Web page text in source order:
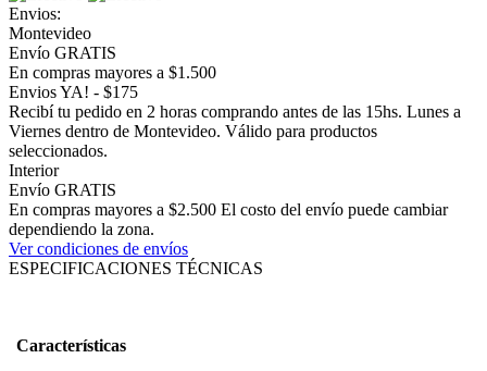
Envios:
Montevideo
Envío GRATIS
En compras mayores a $1.500
Envios YA! - $175
Recibí tu pedido en 2 horas comprando antes de las 15hs. Lunes a
Viernes dentro de Montevideo. Válido para productos
seleccionados.
Interior
Envío GRATIS
En compras mayores a $2.500 El costo del envío puede cambiar
dependiendo la zona.
Ver condiciones de envíos
ESPECIFICACIONES TÉCNICAS
Características